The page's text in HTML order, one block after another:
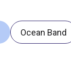
Ocean Band